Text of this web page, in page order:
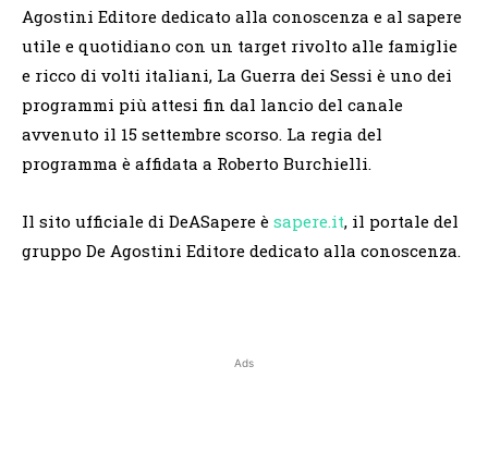
Agostini Editore dedicato alla conoscenza e al sapere
utile e quotidiano con un target rivolto alle famiglie
e ricco di volti italiani, La Guerra dei Sessi è uno dei
programmi più attesi fin dal lancio del canale
avvenuto il 15 settembre scorso. La regia del
programma è affidata a Roberto Burchielli.
Il sito ufficiale di DeASapere è sapere.it, il portale del
gruppo De Agostini Editore dedicato alla conoscenza.
Ads